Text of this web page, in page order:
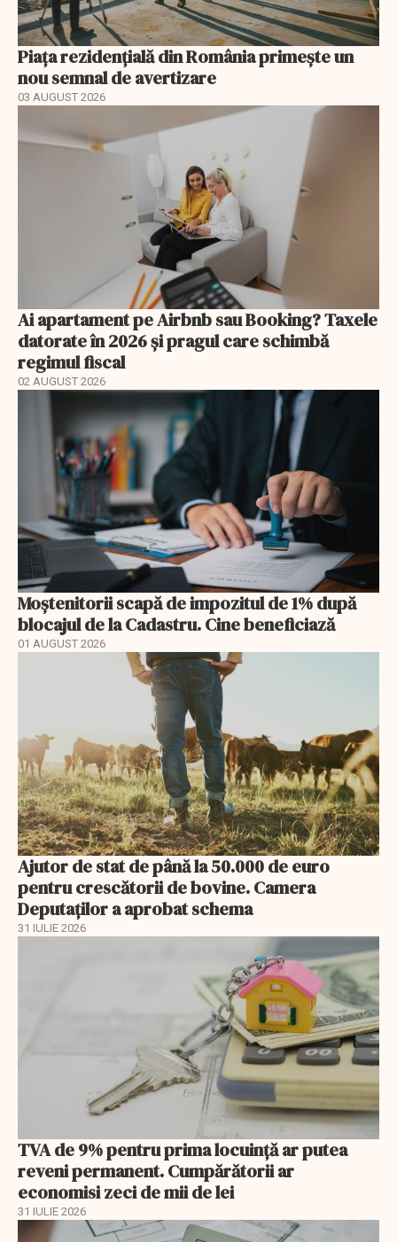
Piața rezidențială din România primește un
nou semnal de avertizare
03 AUGUST 2026
Ai apartament pe Airbnb sau Booking? Taxele
datorate în 2026 și pragul care schimbă
regimul fiscal
02 AUGUST 2026
Moștenitorii scapă de impozitul de 1% după
blocajul de la Cadastru. Cine beneficiază
01 AUGUST 2026
Ajutor de stat de până la 50.000 de euro
pentru crescătorii de bovine. Camera
Deputaților a aprobat schema
31 IULIE 2026
TVA de 9% pentru prima locuință ar putea
reveni permanent. Cumpărătorii ar
economisi zeci de mii de lei
31 IULIE 2026